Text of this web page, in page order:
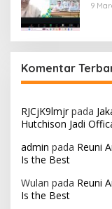
9
Komentar
RJCjK9lmjrpada
Hutchison Jadi
admin pada Reuni
Is the Best
Wulan pada Reuni
Is the Best